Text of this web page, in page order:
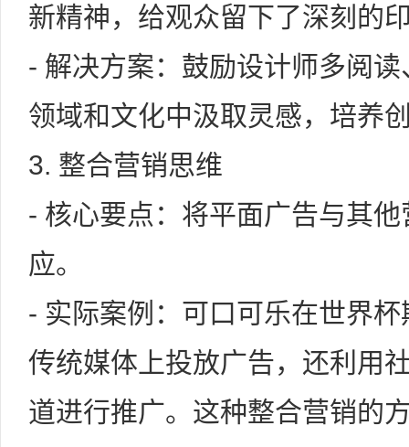
新精神，给观众留下了深刻的
- 解决方案：鼓励设计师多阅
领域和文化中汲取灵感，培养
3. 整合营销思维
- 核心要点：将平面广告与其
应。
- 实际案例：可口可乐在世界
传统媒体上投放广告，还利用
道进行推广。这种整合营销的